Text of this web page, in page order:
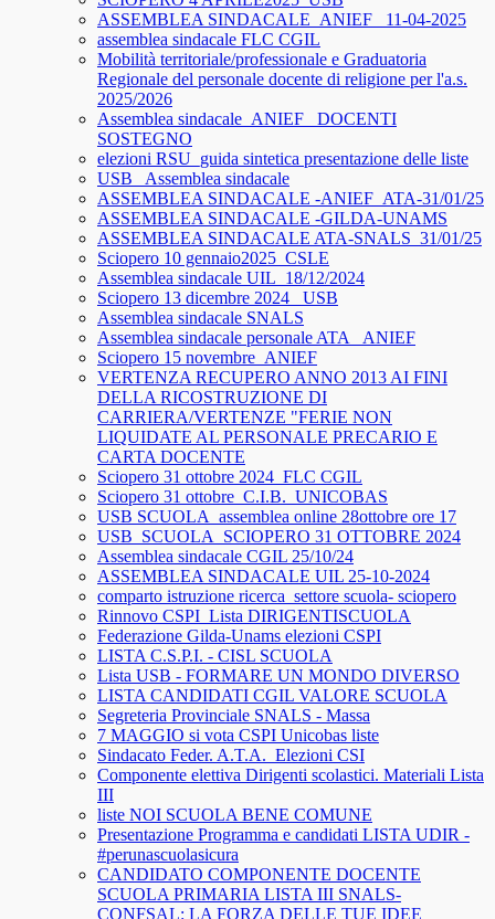
ASSEMBLEA SINDACALE_ANIEF_ 11-04-2025
assemblea sindacale FLC CGIL
Mobilità territoriale/professionale e Graduatoria
Regionale del personale docente di religione per l'a.s.
2025/2026
Assemblea sindacale_ANIEF_ DOCENTI
SOSTEGNO
elezioni RSU_guida sintetica presentazione delle liste
USB_ Assemblea sindacale
ASSEMBLEA SINDACALE -ANIEF_ATA-31/01/25
ASSEMBLEA SINDACALE -GILDA-UNAMS
ASSEMBLEA SINDACALE ATA-SNALS_31/01/25
Sciopero 10 gennaio2025_CSLE
Assemblea sindacale UIL_18/12/2024
Sciopero 13 dicembre 2024_ USB
Assemblea sindacale SNALS
Assemblea sindacale personale ATA_ ANIEF
Sciopero 15 novembre_ANIEF
VERTENZA RECUPERO ANNO 2013 AI FINI
DELLA RICOSTRUZIONE DI
CARRIERA/VERTENZE "FERIE NON
LIQUIDATE AL PERSONALE PRECARIO E
CARTA DOCENTE
Sciopero 31 ottobre 2024_FLC CGIL
Sciopero 31 ottobre_C.I.B._UNICOBAS
USB SCUOLA_assemblea online 28ottobre ore 17
USB_SCUOLA_SCIOPERO 31 OTTOBRE 2024
Assemblea sindacale CGIL 25/10/24
ASSEMBLEA SINDACALE UIL 25-10-2024
comparto istruzione ricerca_settore scuola- sciopero
Rinnovo CSPI_Lista DIRIGENTISCUOLA
Federazione Gilda-Unams elezioni CSPI
LISTA C.S.P.I. - CISL SCUOLA
Lista USB - FORMARE UN MONDO DIVERSO
LISTA CANDIDATI CGIL VALORE SCUOLA
Segreteria Provinciale SNALS - Massa
7 MAGGIO si vota CSPI Unicobas liste
Sindacato Feder. A.T.A._Elezioni CSI
Componente elettiva Dirigenti scolastici. Materiali Lista
III
liste NOI SCUOLA BENE COMUNE
Presentazione Programma e candidati LISTA UDIR -
#perunascuolasicura
CANDIDATO COMPONENTE DOCENTE
SCUOLA PRIMARIA LISTA III SNALS-
CONFSAL: LA FORZA DELLE TUE IDEE